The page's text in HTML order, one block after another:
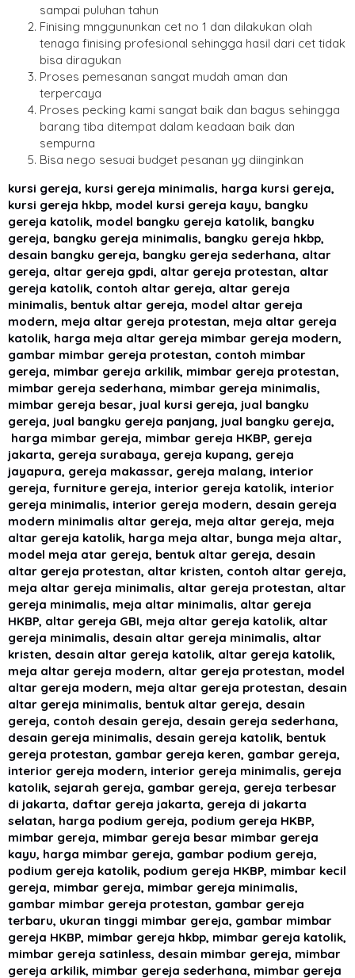
sampai puluhan tahun
Finising mnggununkan cet no 1 dan dilakukan olah
tenaga finising profesional sehingga hasil dari cet tidak
bisa diragukan
Proses pemesanan sangat mudah aman dan
terpercaya
Proses pecking kami sangat baik dan bagus sehingga
barang tiba ditempat dalam keadaan baik dan
sempurna
Bisa nego sesuai budget pesanan yg diinginkan
kursi gereja, kursi gereja minimalis, harga kursi gereja,
kursi gereja hkbp, model kursi gereja kayu, bangku
gereja katolik, model bangku gereja katolik, bangku
gereja, bangku gereja minimalis, bangku gereja hkbp,
desain bangku gereja, bangku gereja sederhana, altar
gereja, altar gereja gpdi, altar gereja protestan, altar
gereja katolik, contoh altar gereja, altar gereja
minimalis, bentuk altar gereja, model altar gereja
modern, meja altar gereja protestan, meja altar gereja
katolik, harga meja altar gereja mimbar gereja modern,
gambar mimbar gereja protestan, contoh mimbar
gereja, mimbar gereja arkilik, mimbar gereja protestan,
mimbar gereja sederhana, mimbar gereja minimalis,
mimbar gereja besar, jual kursi gereja, jual bangku
gereja, jual bangku gereja panjang, jual bangku gereja,
harga mimbar gereja, mimbar gereja HKBP, gereja
jakarta, gereja surabaya, gereja kupang, gereja
jayapura, gereja makassar, gereja malang, interior
gereja, furniture gereja, interior gereja katolik, interior
gereja minimalis, interior gereja modern, desain gereja
modern minimalis altar gereja, meja altar gereja, meja
altar gereja katolik, harga meja altar, bunga meja altar,
model meja atar gereja, bentuk altar gereja, desain
altar gereja protestan, altar kristen, contoh altar gereja,
meja altar gereja minimalis, altar gereja protestan, altar
gereja minimalis, meja altar minimalis, altar gereja
HKBP, altar gereja GBI, meja altar gereja katolik, altar
gereja minimalis, desain altar gereja minimalis, altar
kristen, desain altar gereja katolik, altar gereja katolik,
meja altar gereja modern, altar gereja protestan, model
altar gereja modern, meja altar gereja protestan, desain
altar gereja minimalis, bentuk altar gereja, desain
gereja, contoh desain gereja, desain gereja sederhana,
desain gereja minimalis, desain gereja katolik, bentuk
gereja protestan, gambar gereja keren, gambar gereja,
interior gereja modern, interior gereja minimalis, gereja
katolik, sejarah gereja, gambar gereja, gereja terbesar
di jakarta, daftar gereja jakarta, gereja di jakarta
selatan, harga podium gereja, podium gereja HKBP,
mimbar gereja, mimbar gereja besar mimbar gereja
kayu, harga mimbar gereja, gambar podium gereja,
podium gereja katolik, podium gereja HKBP, mimbar kecil
gereja, mimbar gereja, mimbar gereja minimalis,
gambar mimbar gereja protestan, gambar gereja
terbaru, ukuran tinggi mimbar gereja, gambar mimbar
gereja HKBP, mimbar gereja hkbp, mimbar gereja katolik,
mimbar gereja satinless, desain mimbar gereja, mimbar
gereja arkilik, mimbar gereja sederhana, mimbar gereja